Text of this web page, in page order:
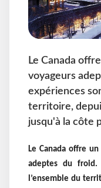
Le Canada
voyageurs
expériences
territoire,
jusqu'à la côte
Le Canada offre
adeptes du froid.
l’ensemble du